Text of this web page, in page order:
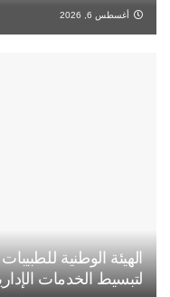
أغسطس 6, 2026
الهيئة الوطنية
لتبسيط الخدمات